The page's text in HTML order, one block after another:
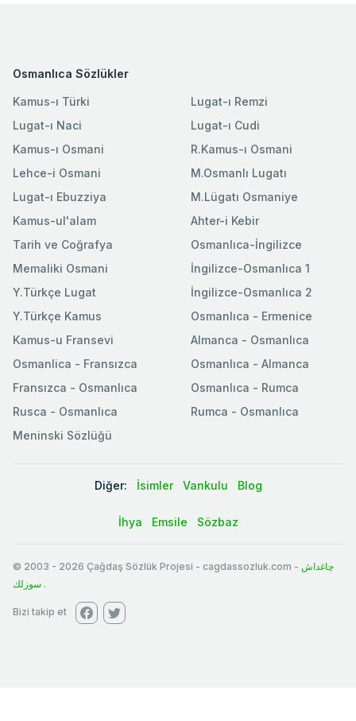
Osmanlıca Sözlükler
Kamus-ı Türki
Lugat-ı Naci
Kamus-ı Osmani
Lehce-i Osmani
Lugat-ı Ebuzziya
Lugat-ı Remzi
Lugat-ı Cudi
R.Kamus-ı Osmani
M.Osmanlı Lugatı
M.Lügatı Osmaniye
Kamus-ul'alam
Tarih ve Coğrafya
Memaliki Osmani
Y.Türkçe Lugat
Y.Türkçe Kamus
Ahter-i Kebir
Osmanlıca-İngilizce
İngilizce-Osmanlıca 1
İngilizce-Osmanlıca 2
Osmanlıca - Ermenice
Kamus-u Fransevi
Osmanlica - Fransızca
Fransızca - Osmanlıca
Rusca - Osmanlıca
Meninski Sözlüğü
Almanca - Osmanlıca
Osmanlıca - Almanca
Osmanlıca - Rumca
Rumca - Osmanlıca
Diğer: İsimler Vankulu Blog
İhya Emsile Sözbaz
© 2003 - 2026 Çağdaş Sözlük Projesi - cagdassozluk.com - چاغداش
سوزلك .
Bizi takip et